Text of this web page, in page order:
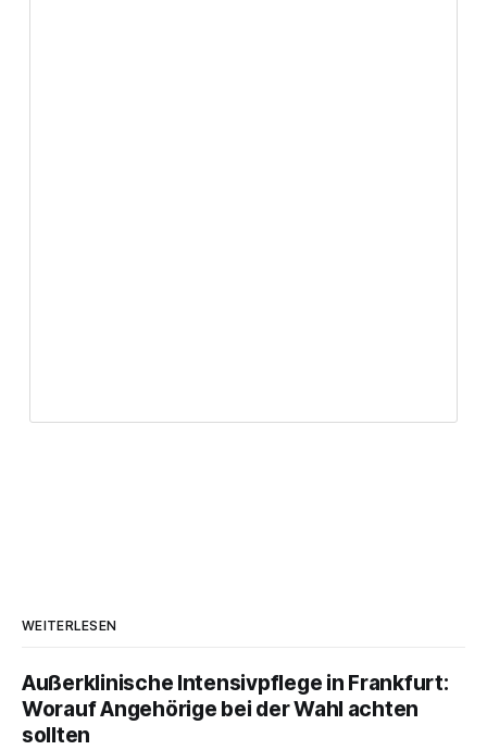
WEITERLESEN
Außerklinische Intensivpflege in Frankfurt:
Worauf Angehörige bei der Wahl achten
sollten